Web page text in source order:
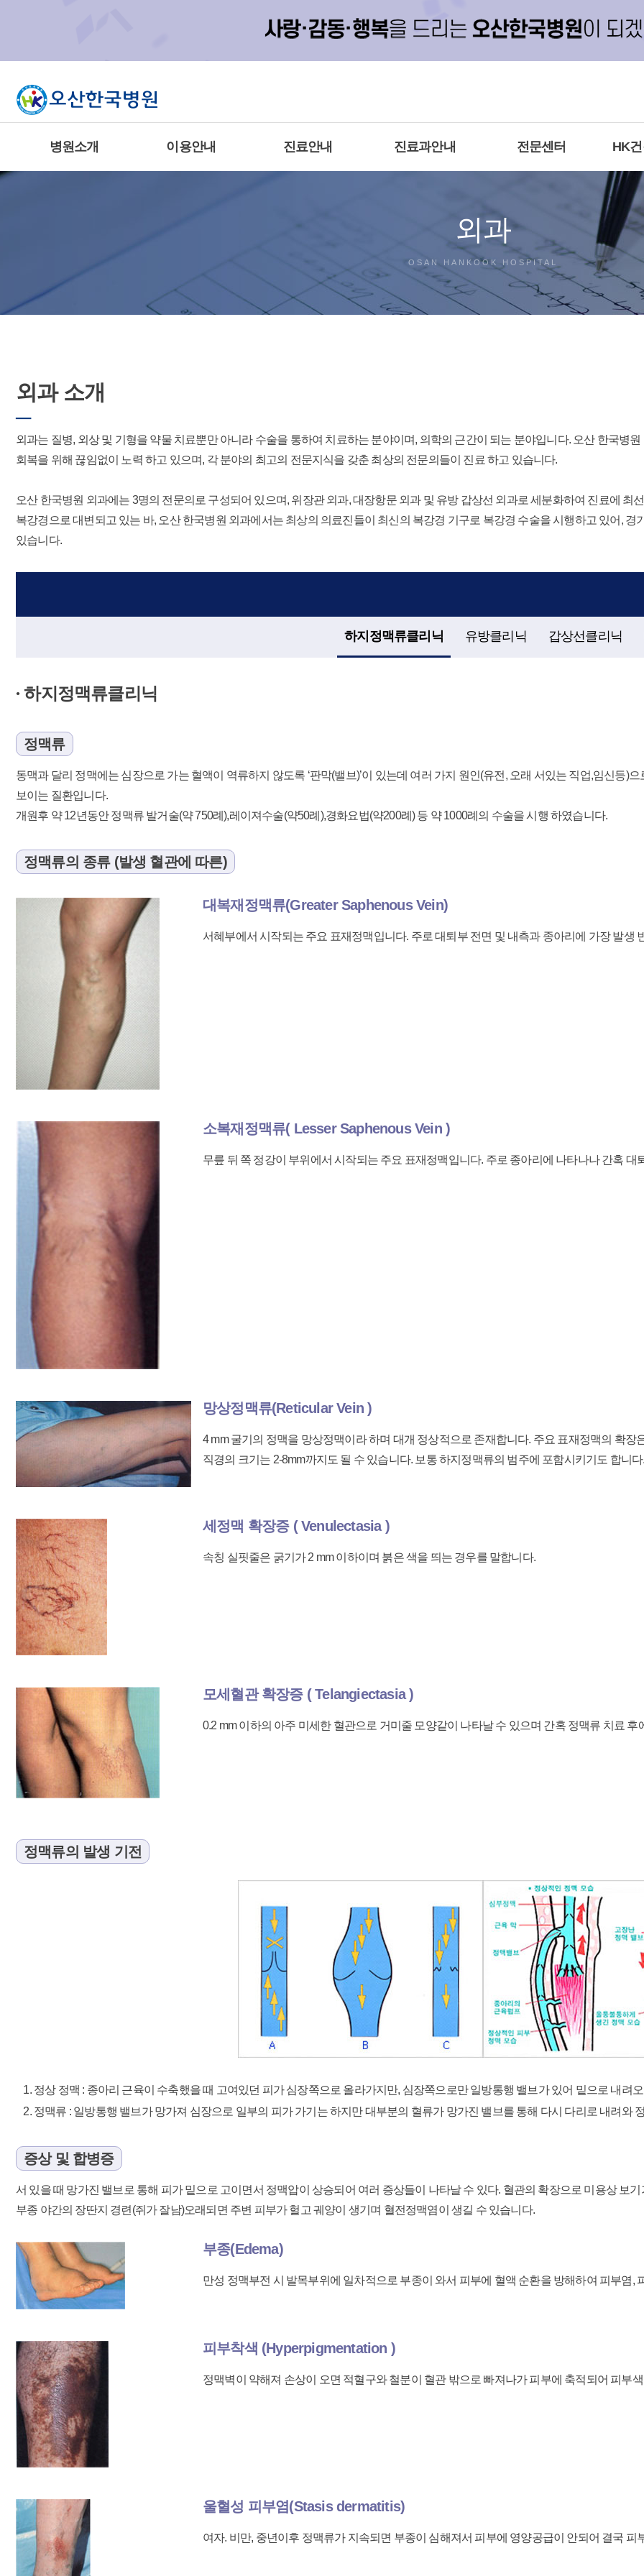
병원소개 이용안내 진료안내 진료과안내 전문센터 HK
외과
OSAN HANKOOK HOSPITAL
외과 소개
─
외과는 질병, 외상 및 기형을 약물 치료뿐만 아니라 수술을 통하여 치료하는 분야이며, 의학의 근간이 되는 분야입니다. 오산 한국병
회복을 위해 끊임없이 노력 하고 있으며, 각 분야의 최고의 전문지식을 갖춘 최상의 전문의들이 진료 하고 있습니다.
오산 한국병원 외과에는 3명의 전문의로 구성되어 있으며, 위장관 외과, 대장항문 외과 및 유방 갑상선 외과로 세분화하여 진료에 최
복강경으로 대변되고 있는 바, 오산 한국병원 외과에서는 최상의 의료진들이 최신의 복강경 기구로 복강경 수술을 시행하고 있어,
있습니다.
하지정맥류클리닉 유방클리닉 갑상선클리닉
● 하지정맥류클리닉
정맥류
동맥과 달리 정맥에는 심장으로 가는 혈액이 역류하지 않도록 ‘판막(밸브)’이 있는데 여러 가지 원인(유전, 오래 서있는 직업,임신등)
보이는 질환입니다.
개원후 약 12년동안 정맥류 발거술(약 750례),레이져수술(약50례),경화요법(약200례) 등 약 1000례의 수술을 시행 하였습니다.
정맥류의 종류 (발생 혈관에 따른)
대복재정맥류(Greater Saphenous Vein)
서혜부에서 시작되는 주요 표재정맥입니다. 주로 대퇴부 전면 및 내측과 종아리에 가장 발생
소복재정맥류( Lesser Saphenous Vein )
무릎 뒤 쪽 정강이 부위에서 시작되는 주요 표재정맥입니다. 주로 종아리에 나타나나 간혹 대
망상정맥류(Reticular Vein )
4 mm 굴기의 정맥을 망상정맥이라 하며 대개 정상적으로 존재합니다. 주요 표재정맥의 확
직경의 크기는 2-8mm까지도 될 수 있습니다. 보통 하지정맥류의 범주에 포함시키기도 합니다.
세정맥 확장증 ( Venulectasia )
속칭 실핏줄은 굵기가 2 mm 이하이며 붉은 색을 띄는 경우를 말합니다.
모세혈관 확장증 ( Telangiectasia )
0.2 mm 이하의 아주 미세한 혈관으로 거미줄 모양같이 나타날 수 있으며 간혹 정맥류 치료 후
정맥류의 발생 기전
정상 정맥 : 종아리 근육이 수축했을 때 고여있던 피가 심장쪽으로 올라가지만, 심장쪽으로만 일방통행 밸브가 있어 밑으로 내려
정맥류 : 일방통행 밸브가 망가져 심장으로 일부의 피가 가기는 하지만 대부분의 혈류가 망가진 밸브를 통해 다시 다리로 내려와
증상 및 합병증
서 있을 때 망가진 밸브로 통해 피가 밑으로 고이면서 정맥압이 상승되어 여러 증상들이 나타날 수 있다. 혈관의 확장으로 미용상 보
부종 야간의 장딴지 경련(쥐가 잘남)오래되면 주변 피부가 헐고 궤양이 생기며 혈전정맥염이 생길 수 있습니다.
부종(Edema)
만성 정맥부전 시 발목부위에 일차적으로 부종이 와서 피부에 혈액 순환을 방해하여 피부염,
피부착색 (Hyperpigmentation )
정맥벽이 약해져 손상이 오면 적혈구와 철분이 혈관 밖으로 빠져나가 피부에 축적되어 피부
울혈성 피부염(Stasis dermatitis)
여자. 비만, 중년이후 정맥류가 지속되면 부종이 심해져서 피부에 영양공급이 안되어 결국 피